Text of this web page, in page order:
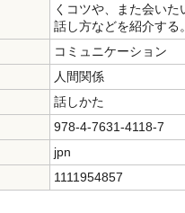
くコツや、また会い
話し方などを紹介する。
コミュニケーション
人間関係
話しかた
978-4-7631-4118-7
jpn
1111954857